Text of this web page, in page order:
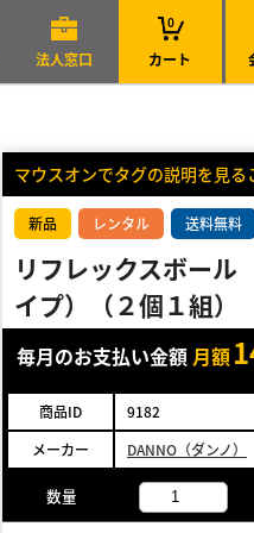
法人窓口 カート
0
マウスオンでタグの説明を見る
新品 レンタル 送料無料
リフレックスボー
イプ）（２個１組）
毎月のお支払い金額 月額
商品ID
9182
メーカー
DANNO（ダンノ）
数量